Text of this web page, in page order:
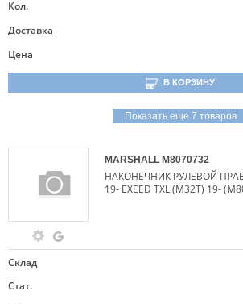
Кол.
Доставка
Цена
В КОРЗИНУ
Показать еще 7 товаров
MARSHALL M8070732
НАКОНЕЧНИК РУЛЕВОЙ ПРАВ.
19- EXEED TXL (M32T) 19-
Склад
Стат.